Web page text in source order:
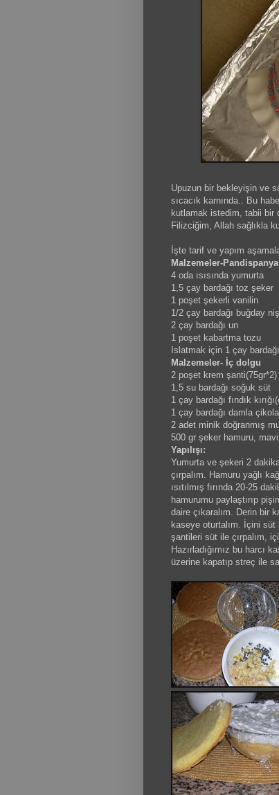
Upuzun bir bekleyişin ve
sıcacık karnında.. Bu
kutlamak istedim, tabii bir
Filizciğim, Allah sağlıkla
İşte tarif ve yapım
Malzemeler-Pandispanya
4 oda ısısında yumurta
1,5 çay bardağı toz şeker
1 poşet şekerli vanilin
1/2 çay bardağı buğday
2 çay bardağı un
1 poşet kabartma tozu
Islatmak için 1 çay
Malzemeler- İç dolgu
2 poşet krem şanti(75gr*2)
1,5 su bardağı soğuk süt
1 çay bardağı fındık
1 çay bardağı damla
2 adet minik doğranmış
500 gr şeker hamuru,
Yapılışı:
Yumurta ve şekeri 2
çırpalım. Hamuru yağlı
ısıtılmış fırında 20-25
hamurumu paylaştırıp
daire çıkaralım. Derin bir
kaseye oturtalım. İçini süt
şantileri süt ile çırpalım,
Hazırladığımız bu harcı
üzerine kapatıp streç ile